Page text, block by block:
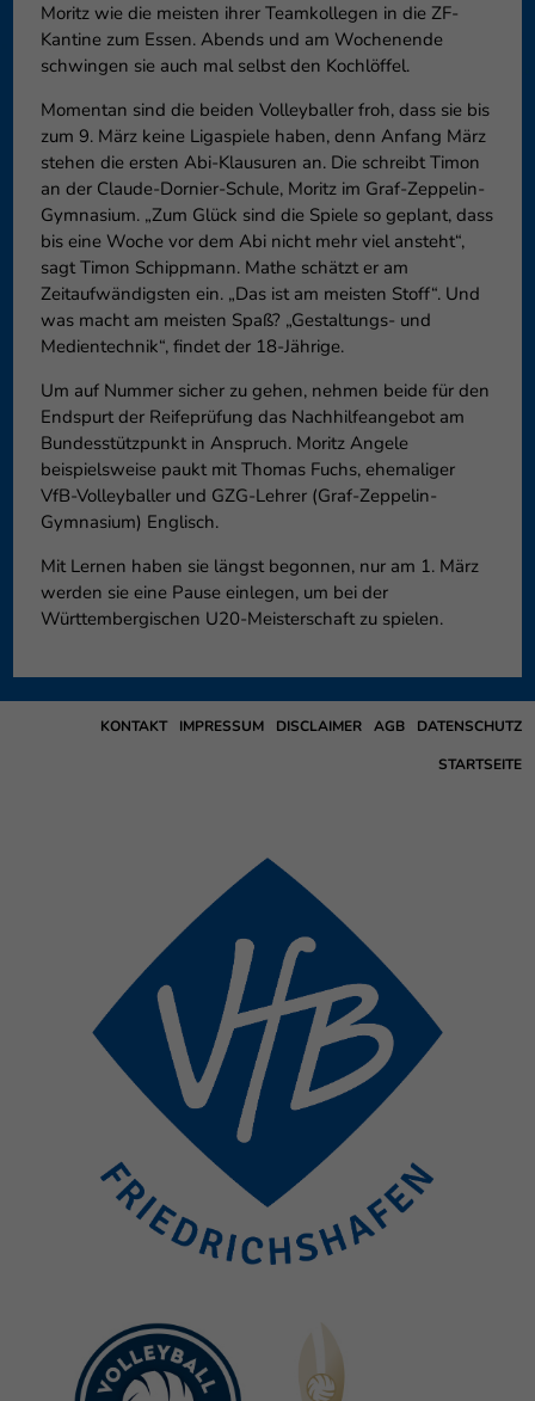
Moritz wie die meisten ihrer Teamkollegen in die ZF-
Kantine zum Essen. Abends und am Wochenende
schwingen sie auch mal selbst den Kochlöffel.
Momentan sind die beiden Volleyballer froh, dass sie bis
zum 9. März keine Ligaspiele haben, denn Anfang März
stehen die ersten Abi-Klausuren an. Die schreibt Timon
an der Claude-Dornier-Schule, Moritz im Graf-Zeppelin-
Gymnasium. „Zum Glück sind die Spiele so geplant, dass
bis eine Woche vor dem Abi nicht mehr viel ansteht“,
sagt Timon Schippmann. Mathe schätzt er am
Zeitaufwändigsten ein. „Das ist am meisten Stoff“. Und
was macht am meisten Spaß? „Gestaltungs- und
Medientechnik“, findet der 18-Jährige.
Um auf Nummer sicher zu gehen, nehmen beide für den
Endspurt der Reifeprüfung das Nachhilfeangebot am
Bundesstützpunkt in Anspruch. Moritz Angele
beispielsweise paukt mit Thomas Fuchs, ehemaliger
VfB-Volleyballer und GZG-Lehrer (Graf-Zeppelin-
Gymnasium) Englisch.
Mit Lernen haben sie längst begonnen, nur am 1. März
werden sie eine Pause einlegen, um bei der
Württembergischen U20-Meisterschaft zu spielen.
DATENSCHUTZ
AGB
DISCLAIMER
IMPRESSUM
KONTAKT
STARTSEITE
können Ihre Einwilligung zu ganzen Kategorien geben oder sich
weitere Informationen anzeigen lassen und so nur bestimmte
Cookies auswählen.
Speichern Nur essenzielle Cookies akzeptieren
Zurück
Datenschutzeinstellungen
Essenziell (1)
Essenzielle Cookies ermöglichen grundlegende Funktionen und sind für
die einwandfreie Funktion der Website erforderlich.
Cookie-Informationen anzeigen
Externe Medien (6)
Inhalte von Videoplattformen und Social-Media-Plattformen werden
standardmäßig blockiert. Wenn Cookies von externen Medien akzeptiert
werden, bedarf der Zugriff auf diese Inhalte keiner manuellen
Einwilligung mehr.
Cookie-Informationen anzeigen